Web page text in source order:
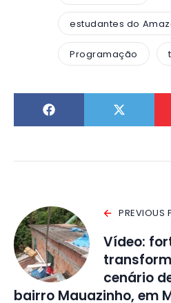
estudantes do
Programação
PREVIOUS
Vídeo:
cenário
bairro Mauazinho, em